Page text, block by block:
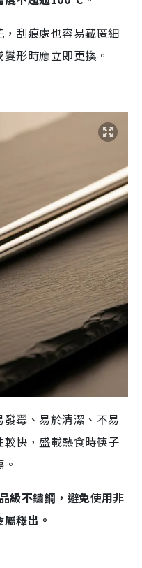
刮痕處也容易藏匿細
形時應立即更換。
霉、易於清潔、不易
快，盛載熱食時筷子
級不鏽鋼，避免使用非
釋出。